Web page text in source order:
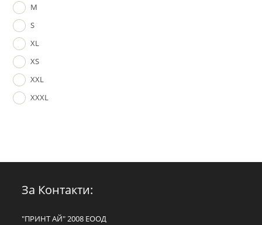
M
S
XL
XS
XXL
XXXL
За Контакти:
"ПРИНТ АЙ" 2008 ЕООД